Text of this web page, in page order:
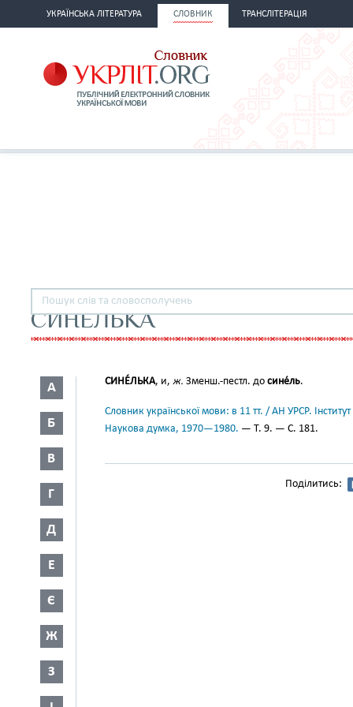
УКРАЇНСЬКА ЛІТЕРАТУРА СЛОВНИК ТРАНСЛІТЕРАЦІЯ
СИНЕЛЬКА
А
Б
В
Г
Д
Е
Є
Ж
З
СИНЕ́ЛЬКА, и, ж. Зменш.-пестл. до сине́ль.
Словник української мови: в 11 тт. / АН УРСР.
Наукова думка, 1970—1980. — Т. 9. — С. 181.
Поділитись: